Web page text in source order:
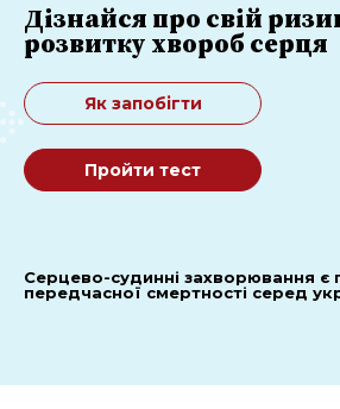
Дізнайся про свій
розвитку хвороб серця
Як запобігти
Пройти тест
Серцево-судинні захворювання
передчасної смертності серед